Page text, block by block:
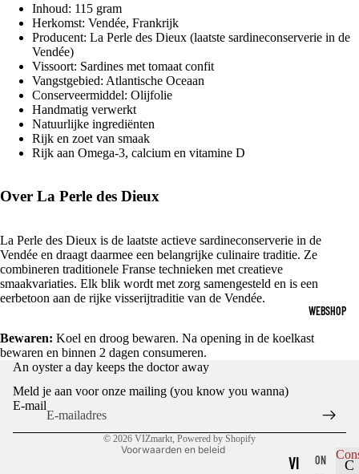
WEBSHOP
VI
ON
C
Inhoud: 115 gram
Herkomst: Vendée, Frankrijk
Producent: La Perle des Dieux (laatste sardineconserverie in de
Vendée)
Vissoort: Sardines met tomaat confit
Vangstgebied: Atlantische Oceaan
Conserveermiddel: Olijfolie
Handmatig verwerkt
Natuurlijke ingrediënten
Rijk en zoet van smaak
Rijk aan Omega-3, calcium en vitamine D
Over La Perle des Dieux
La Perle des Dieux is de laatste actieve sardineconserverie in de
Vendée en draagt daarmee een belangrijke culinaire traditie. Ze
combineren traditionele Franse technieken met creatieve
smaakvariaties. Elk blik wordt met zorg samengesteld en is een
eerbetoon aan de rijke visserijtraditie van de Vendée.
Bewaren: Koel en droog bewaren. Na opening in de koelkast
bewaren en binnen 2 dagen consumeren.
An oyster a day keeps the doctor away
Meld je aan voor onze mailing (you know you wanna)
E-mail
© 2026 VIZmarkt , Powered by Shopify
Voorwaarden en beleid
Privacybeleid
Terugbetalingsbeleid
Algemene voorwaarden
Contactgegevens